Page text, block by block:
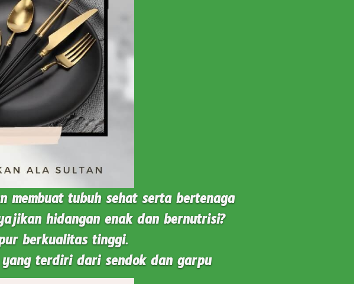
tubuh sehat serta bertenaga
hidangan enak dan bernutrisi?
berkualitas tinggi.
terdiri dari sendok dan garpu